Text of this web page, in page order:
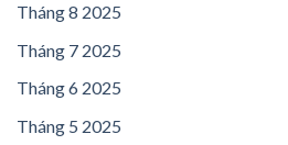
Tháng 8 2025
Tháng 7 2025
Tháng 6 2025
Tháng 5 2025